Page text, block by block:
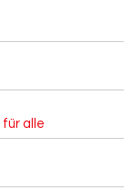
alle